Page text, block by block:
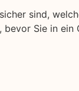
sind,
Sie in ein